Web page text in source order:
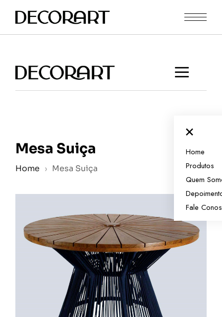
content
×
Home
Produtos
Quem
Fale
Mesa Suiça
Home › Mesa Suiça